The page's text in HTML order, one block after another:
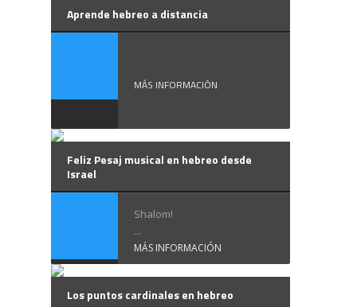
Aprende hebreo a distancia
MÁS INFORMACIÓN
Feliz Pesaj musical en hebreo desde
Israel
Shalom!
...
MÁS INFORMACIÓN
Los puntos cardinales en hebreo